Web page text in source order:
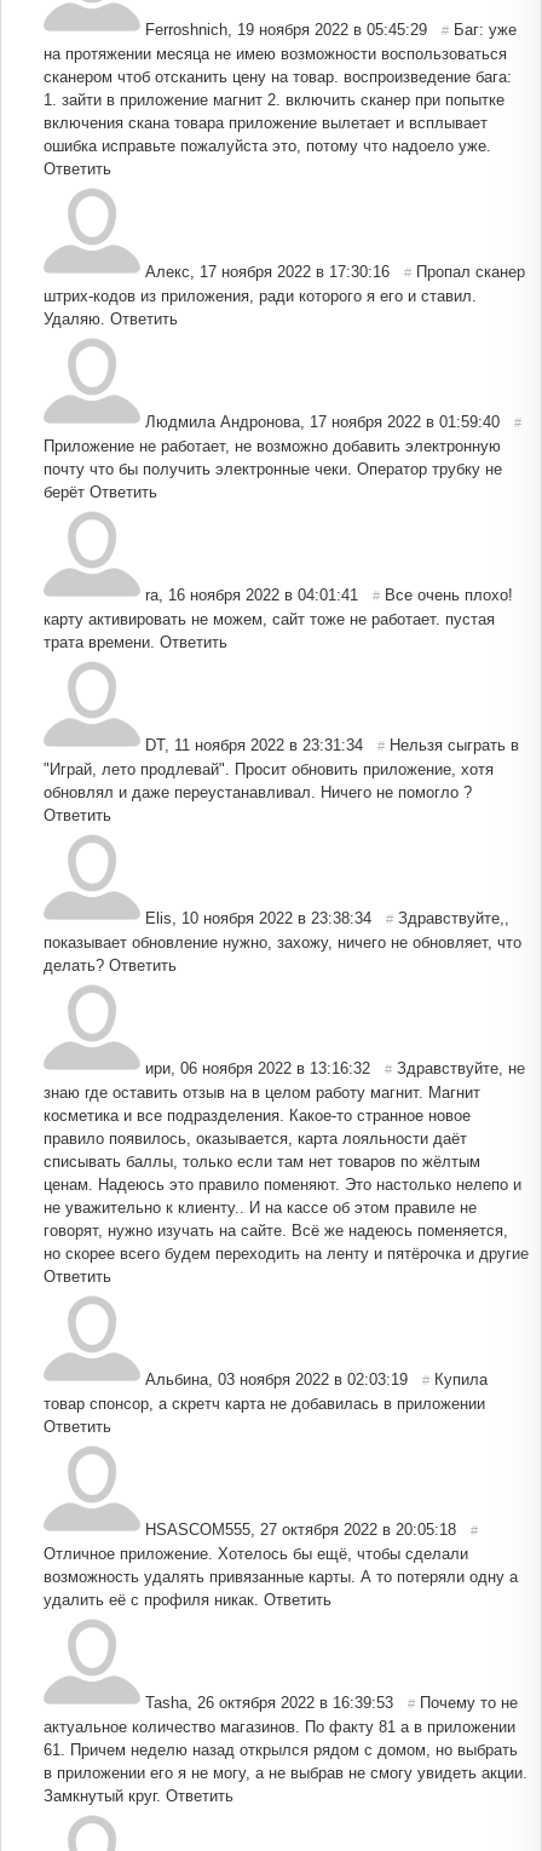
Ferroshnich 19 ноября 2022 в 05:45:29 # Баг: уже
на протяжении месяца не имею возможности воспользоваться
сканером чтоб отсканить цену на товар. воспроизведение бага:
1. зайти в приложение магнит 2. включить сканер при попытке
включения скана товара приложение вылетает и всплывает
ошибка исправьте пожалуйста это, потому что надоело уже.
Ответить
Алекс 17 ноября 2022 в 17:30:16 # Пропал сканер
штрих-кодов из приложения, ради которого я его и ставил.
Удаляю. Ответить
Людмила Андронова 17 ноября 2022 в 01:59:40 #
Приложение не работает, не возможно добавить электронную
почту что бы получить электронные чеки. Оператор трубку не
берёт Ответить
ra 16 ноября 2022 в 04:01:41 # Все очень плохо!
карту активировать не можем, сайт тоже не работает. пустая
трата времени. Ответить
DT, 11 ноября 2022 в 23:31:34 # Нельзя сыграть в
"Играй, лето продлевай". Просит обновить приложение, хотя
обновлял и даже переустанавливал. Ничего не помогло ?
Ответить
Elis 10 ноября 2022 в 23:38:34 # Здравствуйте,,
показывает обновление нужно, захожу, ничего не обновляет, что
делать? Ответить
ири 06 ноября 2022 в 13:16:32 # Здравствуйте, не
знаю где оставить отзыв на в целом работу магнит. Магнит
косметика и все подразделения. Какое-то странное новое
правило появилось, оказывается, карта лояльности даёт
списывать баллы, только если там нет товаров по жёлтым
ценам. Надеюсь это правило поменяют. Это настолько нелепо и
не уважительно к клиенту.. И на кассе об этом правиле не
говорят, нужно изучать на сайте. Всё же надеюсь поменяется,
но скорее всего будем переходить на ленту и пятёрочка и другие
Ответить
Альбина 03 ноября 2022 в 02:03:19 # Купила
товар спонсор, а скретч карта не добавилась в приложении
Ответить
HSASCOM555 27 октября 2022 в 20:05:18 #
Отличное приложение. Хотелось бы ещё, чтобы сделали
возможность удалять привязанные карты. А то потеряли одну а
удалить её с профиля никак. Ответить
Tasha 26 октября 2022 в 16:39:53 # Почему то не
актуальное количество магазинов. По факту 81 а в приложении
61. Причем неделю назад открылся рядом с домом, но выбрать
в приложении его я не могу, а не выбрав не смогу увидеть акции.
Замкнутый круг. Ответить